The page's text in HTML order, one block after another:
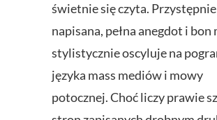
świetnie się czyta. Przystępnie
napisana, pełna anegdot i bon
stylistycznie oscyluje na
języka mass mediów i mowy
potocznej. Choć liczy prawie